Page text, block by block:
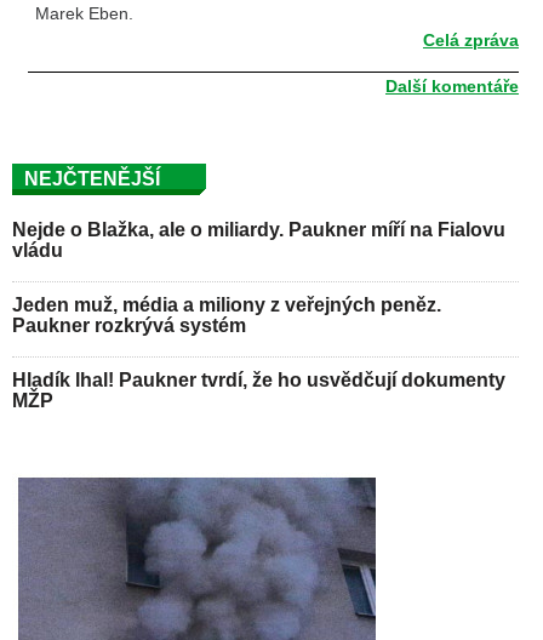
Marek Eben.
Celá zpráva
Další komentáře
NEJČTENĚJŠÍ
Nejde o Blažka, ale o miliardy. Paukner míří na Fialovu
vládu
Jeden muž, média a miliony z veřejných peněz.
Paukner rozkrývá systém
Hladík lhal! Paukner tvrdí, že ho usvědčují dokumenty
MŽP